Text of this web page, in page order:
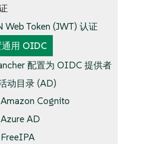
Web Token (JWT) 认证
用 OIDC
配置为 OIDC 提供者
动目录 (AD)
Cognito
AD